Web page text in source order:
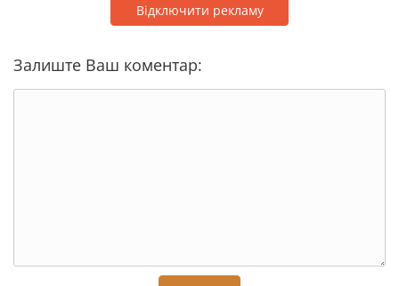
Відключити рекламу
Залиште Ваш коментар: